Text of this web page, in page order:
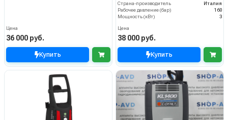
Цена
36 000 руб.
Купить
Страна-производитель
Италия
Рабочее давление (бар)
160
Мощность (кВт)
3
Цена
38 000 руб.
Купить